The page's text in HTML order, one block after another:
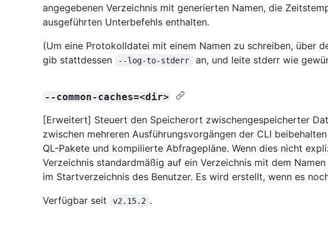
angegebenen Verzeichnis mit generierten Namen, die
ausgeführten Unterbefehls enthalten.
(Um eine Protokolldatei mit einem Namen zu schreiben, über
gib stattdessen
--log-to-stderr an, und leite stderr wie
--common-caches=<dir>
[Erweitert] Steuert den Speicherort zwischengespeicherter
zwischen mehreren Ausführungsvorgängen der CLI
QL-Pakete und kompilierte Abfragepläne. Wenn dies nicht
Verzeichnis standardmäßig auf ein Verzeichnis mit dem Namen
im Startverzeichnis des Benutzer. Es wird erstellt, wenn es
Verfügbar seit
v2.15.2 .